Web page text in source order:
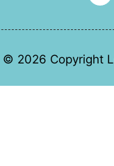
2026 Copyright